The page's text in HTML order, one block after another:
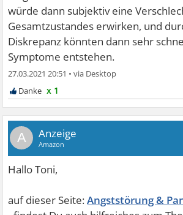
würde dann subjektiv eine
Gesamtzustandes erwirken, und
Diskrepanz könnten dann sehr
Symptome entstehen.
27.03.2021 20:51 •
x 1
A
Angststörung &